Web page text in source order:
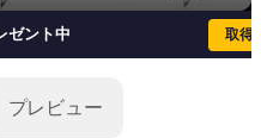
ゼント中 取得
プレビュー